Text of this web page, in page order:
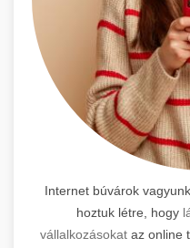
Internet búvárok
hoztuk létre, hogy
vállalkozásokat az online